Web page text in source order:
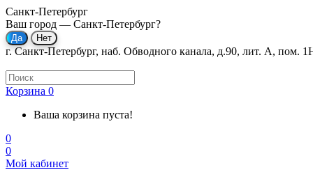
Санкт-Петербург
Ваш город — Санкт-Петербург?
г. Санкт-Петербург, наб. Обводного канала, д.90, лит. А, пом.
Корзина 0
Ваша корзина пуста!
0
0
Мой кабинет